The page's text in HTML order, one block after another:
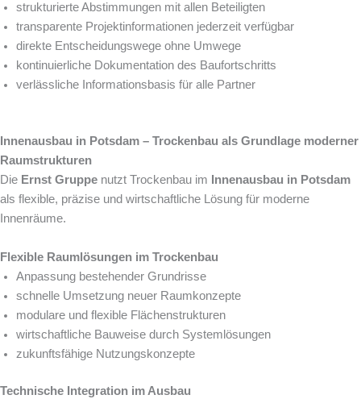
strukturierte Abstimmungen mit allen Beteiligten
transparente Projektinformationen jederzeit verfügbar
direkte Entscheidungswege ohne Umwege
kontinuierliche Dokumentation des Baufortschritts
verlässliche Informationsbasis für alle Partner
Innenausbau in Potsdam – Trockenbau als Grundlage moderner
Raumstrukturen
Die Ernst Gruppe nutzt Trockenbau im
Innenausbau in Potsdam
als flexible, präzise und wirtschaftliche Lösung für moderne
Innenräume.
Flexible Raumlösungen im Trockenbau
Anpassung bestehender Grundrisse
schnelle Umsetzung neuer Raumkonzepte
modulare und flexible Flächenstrukturen
wirtschaftliche Bauweise durch Systemlösungen
zukunftsfähige Nutzungskonzepte
Technische Integration im Ausbau